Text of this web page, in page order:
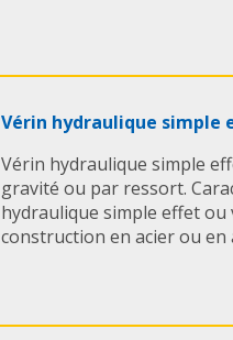
Vérin hydraulique simple
Vérin hydraulique simple
gravité ou par ressort.
hydraulique simple effet
construction en acier ou en